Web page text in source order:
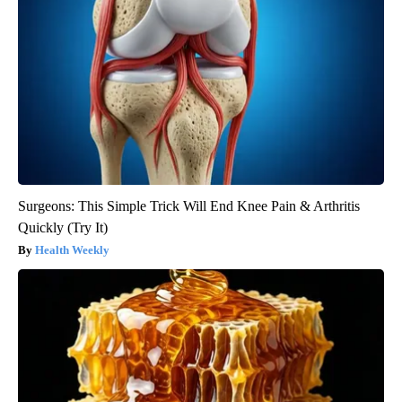
Surgeons: This Simple Trick Will End Knee Pain & Arthritis
Quickly (Try It)
Health Weekly